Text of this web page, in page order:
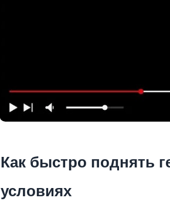
Как быстро поднять
условиях